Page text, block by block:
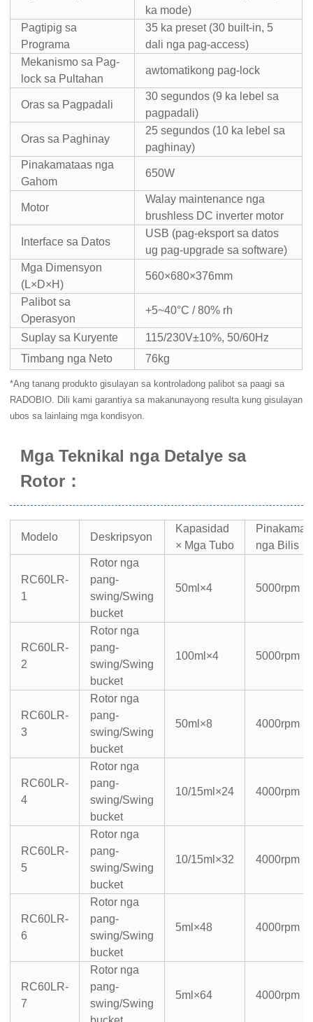
ka mode)
Pagtipig sa
Programa
35 ka preset (30 built-in, 5
dali nga pag-access)
Mekanismo sa Pag-
lock sa Pultahan
awtomatikong pag-lock
Oras sa Pagpadali
30 segundos (9 ka lebel sa
pagpadali)
Oras sa Paghinay
25 segundos (10 ka lebel sa
paghinay)
Pinakamataas nga
Gahom
650W
Motor
Walay maintenance nga
brushless DC inverter motor
Interface sa Datos
USB (pag-eksport sa datos
ug pag-upgrade sa software)
Mga Dimensyon
(L×D×H)
560×680×376mm
Palibot sa
Operasyon
+5~40°C / 80% rh
Suplay sa Kuryente
115/230V±10%, 50/60Hz
Timbang nga Neto
76kg
*Ang tanang produkto gisulayan sa kontroladong palibot sa paagi sa
RADOBIO. Dili kami garantiya sa makanunayong resulta kung gisulayan
ubos sa lainlaing mga kondisyon.
Mga Teknikal nga Detalye sa
Rotor ：
Modelo Deskripsyon
Kapasidad
× Mga Tubo
nga Bilis
RC60LR-
1
Rotor nga
pang-
swing/Swing
bucket
50ml×4 5000rpm
RC60LR-
2
Rotor nga
pang-
swing/Swing
bucket
100ml×4 5000rpm
RC60LR-
3
Rotor nga
pang-
swing/Swing
bucket
50ml×8 4000rpm
RC60LR-
4
Rotor nga
pang-
swing/Swing
bucket
10/15ml×24 4000rpm
RC60LR-
5
Rotor nga
pang-
swing/Swing
bucket
10/15ml×32 4000rpm
RC60LR-
6
Rotor nga
pang-
swing/Swing
bucket
5ml×48 4000rpm
RC60LR-
7
Rotor nga
pang-
swing/Swing
5ml×64 4000rpm